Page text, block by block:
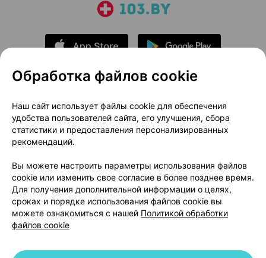
О проекте
Новости проекта
Размещение рекламы
Медицинский маркетинг
Публичный договор
Доставка
Способы оплаты
Вакансии
Партнеры
Написать руководителю 103.by
Написать в поддержку
Персональные настройки Cookie
Обработка файлов cookie
Наш сайт использует файлы cookie для обеспечения
удобства пользователей сайта, его улучшения, сбора
статистики и предоставления персонализированных
рекомендаций.
Вы можете настроить параметры использования файлов
cookie или изменить свое согласие в более позднее время.
Для получения дополнительной информации о целях,
сроках и порядке использования файлов cookie вы
можете ознакомиться с нашей Политикой обработки
файлов cookie